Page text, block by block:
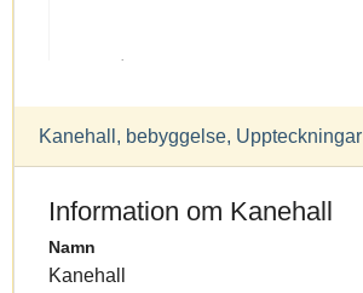
Kanehall, bebyggelse, Uppteckningar
Information om Kanehall
Namn
Kanehall